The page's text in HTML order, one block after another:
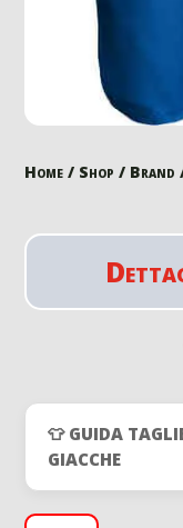
Home / Shop / Brand
👕 GUIDA
GIACCHE